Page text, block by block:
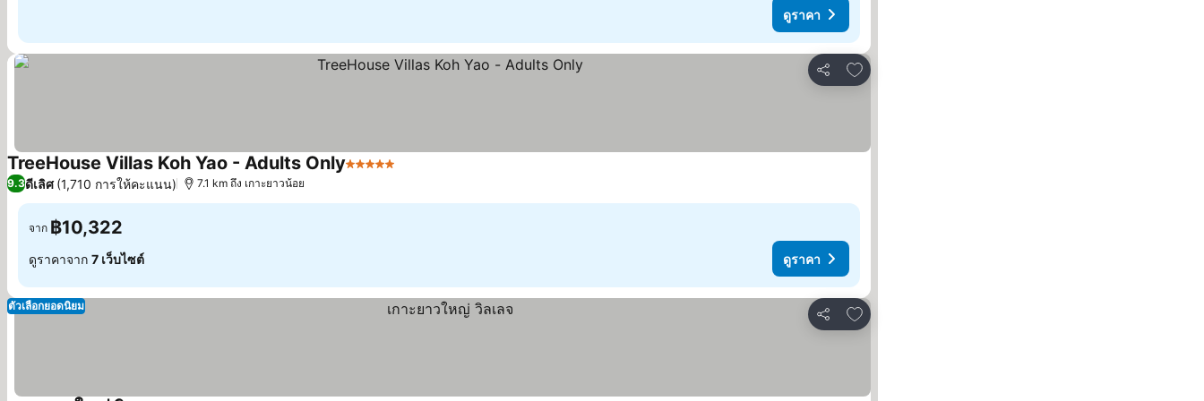
ดูราคา
แชร์
เพิ่มในรายการโปรด
TreeHouse Villas Koh Yao - Adults Only5 ดาว
9.3ดีเลิศ (1,710 การให้คะแนน) 7.1 km ถึง เกาะยาวน้อย
จาก ฿10,322
ดูราคาจาก 7 เว็บไซต์ ดูราคา
แชร์
เพิ่มในรายการโปรด
ตัวเลือกยอดนิยม